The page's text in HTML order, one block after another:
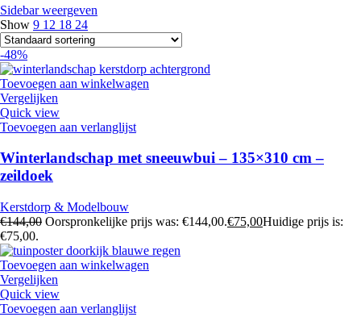
Sidebar weergeven
Show 9 12 18 24
-48%
Toevoegen aan winkelwagen
Vergelijken
Quick view
Toevoegen aan verlanglijst
Winterlandschap met sneeuwbui – 135×310 cm –
zeildoek
Kerstdorp & Modelbouw
€144,00 Oorspronkelijke prijs was: €144,00.€75,00Huidige prijs is:
€75,00.
Toevoegen aan winkelwagen
Vergelijken
Quick view
Toevoegen aan verlanglijst